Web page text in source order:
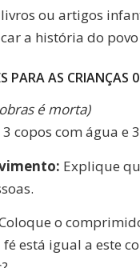
ou artigos
a história do
PARA AS CRIANÇAS
é morta)
3 copos com água e
Explique
o
fé está igual a este